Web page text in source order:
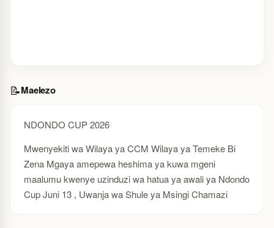
📝Maelezo
NDONDO CUP 2026
Mwenyekiti wa Wilaya ya CCM Wilaya ya Temeke Bi
Zena Mgaya amepewa heshima ya kuwa mgeni
maalumu kwenye uzinduzi wa hatua ya awali ya Ndondo
Cup Juni 13 , Uwanja wa Shule ya Msingi Chamazi